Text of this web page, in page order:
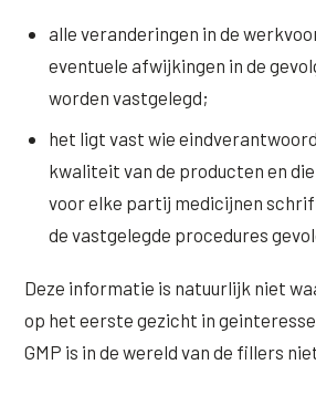
alle veranderingen in de
eventuele afwijkingen in de
worden vastgelegd;
het ligt vast wie
kwaliteit van de producten en
voor elke partij medicijnen
de vastgelegde procedures
Deze informatie is natuurlijk niet
op het eerste gezicht in
GMP is in de wereld van de fillers